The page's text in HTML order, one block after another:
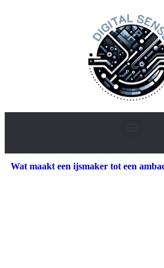
Wat maakt een ijsmaker tot een